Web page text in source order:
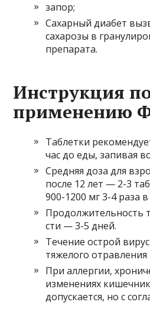
запор;
Сахарный диабет
сахарозы в
препарата.
Инструкция
применению
Таблетки
час до еды, запивая
Средняя доза для
после 12 лет — 2-3
900-1200 мг 3-4 раза в
Продолжительность
сти — 3-5 дней.
Течение острой
тяжелого отравления
При аллергии,
изменениях
допускается, но с